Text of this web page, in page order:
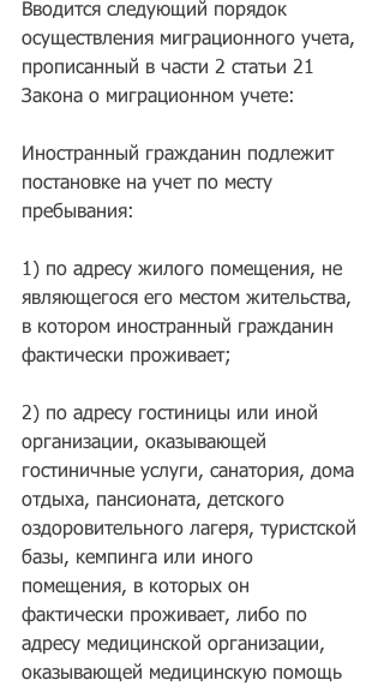
Вводится следующий порядок
осуществления миграционного учета,
прописанный в части 2 статьи 21
Закона о миграционном учете:
Иностранный гражданин подлежит
постановке на учет по месту
пребывания:
1) по адресу жилого помещения, не
являющегося его местом жительства,
в котором иностранный гражданин
фактически проживает;
2) по адресу гостиницы или иной
организации, оказывающей
гостиничные услуги, санатория, дома
отдыха, пансионата, детского
оздоровительного лагеря, туристской
базы, кемпинга или иного
помещения, в которых он
фактически проживает, либо по
адресу медицинской организации,
оказывающей медицинскую помощь